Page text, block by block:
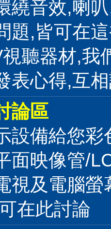
繞音效,喇
題,皆可在
聽器材,我
表心得,互
論區
設備給您彩
面映像管/
視及電腦螢
在此討論